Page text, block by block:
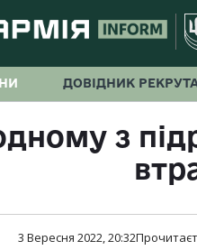
ДОВІДНИК
з
3 Вересня 2022, 20:32